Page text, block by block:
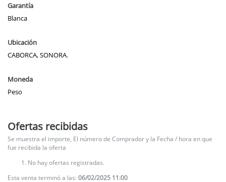
Garantía
Blanca
Ubicación
CABORCA, SONORA.
Moneda
Peso
Ofertas recibidas
Se muestra el importe, El número de Comprador y la Fecha / hora en que
fue recibida la oferta
No hay ofertas registradas.
Esta venta terminó a las: 06/02/2025 11:00